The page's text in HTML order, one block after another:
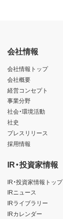
会社情報
会社情報トップ
会社概要
経営コンセプト
事業分野
社会・環境活動
社史
プレスリリース
採用情報
IR・投資家情報
IR・投資家情報トップ
IRニュース
IRライブラリー
IRカレンダー